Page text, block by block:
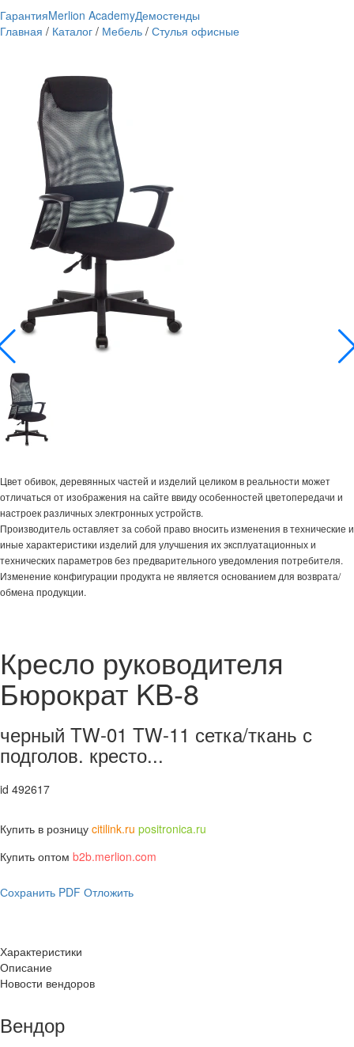
ГарантияMerlion AcademyДемостенды
Главная / Каталог / Мебель / Стулья офисные
Цвет обивок, деревянных частей и изделий целиком в реальности может
отличаться от изображения на сайте ввиду особенностей цветопередачи и
настроек различных электронных устройств.
Производитель оставляет за собой право вносить изменения в технические и
иные характеристики изделий для улучшения их эксплуатационных и
технических параметров без предварительного уведомления потребителя.
Изменение конфигурации продукта не является основанием для возврата/
обмена продукции.
Кресло руководителя
Бюрократ KB-8
черный TW-01 TW-11 сетка/ткань с
подголов. кресто...
id 492617
Купить в розницу citilink.ru positronica.ru
Купить оптом b2b.merlion.com
Сохранить PDF Отложить
Характеристики
Описание
Новости вендоров
Вендор